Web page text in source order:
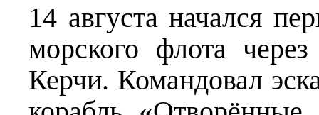
14 августа начался
морского флота
Керчи. Командовал